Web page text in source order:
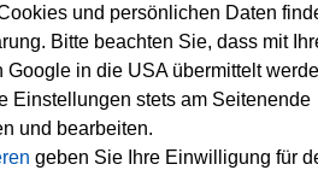
gewinnen möchte, sollte sich
genauer anschauen. Tegut
Küchenmaschine - und mit
gewinnen. Um bei dem
und persönlichen Daten
Bitte beachten Sie, dass mit
in die USA übermittelt
Einstellungen stets am Seitenende
und bearbeiten.
geben Sie Ihre Einwilligung für